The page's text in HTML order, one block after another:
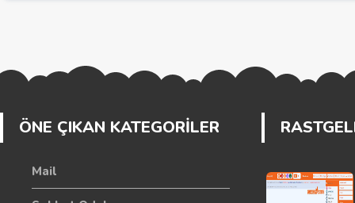
ÖNE ÇIKAN KATEGORİLER
Mail